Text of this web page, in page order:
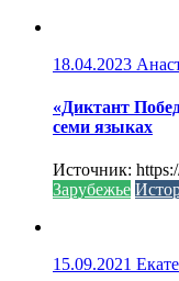
18.04.2023
«Диктант
семи языках
Источник:
Зарубежье
15.09.2021